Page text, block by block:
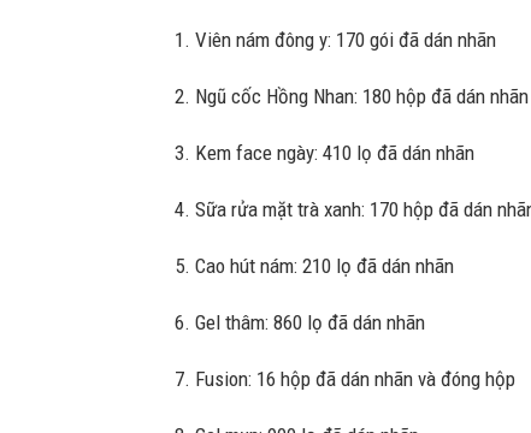
1. Viên nám đông y: 170 gói đã dán nhãn
2. Ngũ cốc Hồng Nhan: 180 hộp đã dán
3. Kem face ngày: 410 lọ đã dán nhãn
4. Sữa rửa mặt trà xanh: 170 hộp đã dán
5. Cao hút nám: 210 lọ đã dán nhãn
6. Gel thâm: 860 lọ đã dán nhãn
7. Fusion: 16 hộp đã dán nhãn và đóng hộp